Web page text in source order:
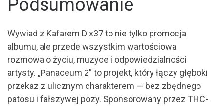
Podsumowanie
Wywiad z Kafarem Dix37 to nie tylko promocja
albumu, ale przede wszystkim wartościowa
rozmowa o życiu, muzyce i odpowiedzialności
artysty. „Panaceum 2” to projekt, który łączy głęboki
przekaz z ulicznym charakterem — bez zbędnego
patosu i fałszywej pozy. Sponsorowany przez THC-